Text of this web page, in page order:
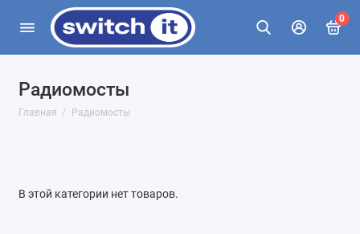
0
Радиомосты
Главная Радиомосты
В этой категории нет товаров.